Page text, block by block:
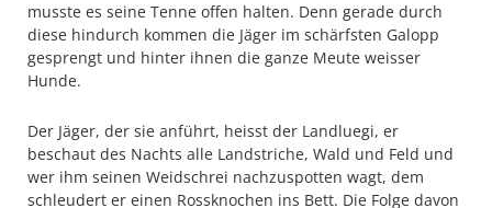
musste es seine Tenne offen halten. Denn gerade durch
diese hindurch kommen die Jäger im schärfsten Galopp
gesprengt und hinter ihnen die ganze Meute weisser
Hunde.
Der Jäger, der sie anführt, heisst der Landluegi, er
beschaut des Nachts alle Landstriche, Wald und Feld und
wer ihm seinen Weidschrei nachzuspotten wagt, dem
schleudert er einen Rossknochen ins Bett. Die Folge davon